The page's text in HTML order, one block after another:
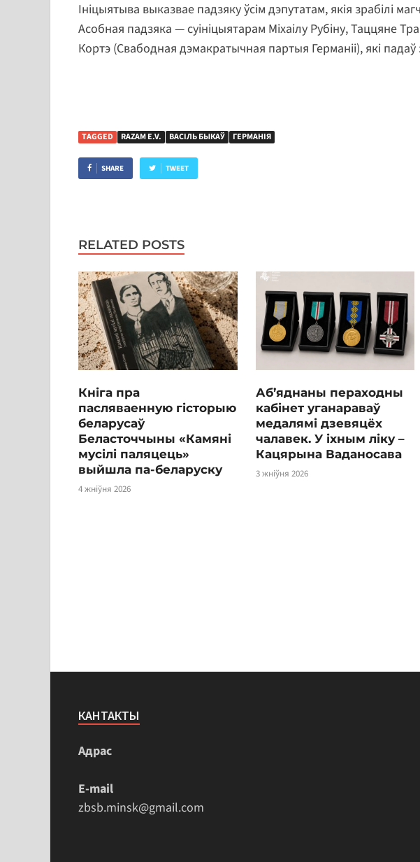
Ініцыятыва выказвае падзяку ўсім дэпутатам, якія зрабілі
Асобная падзяка — суініцыятарам Міхаілу Рубіну, Таццяне
Кортэ (Свабодная дэмакратычная партыя Германіі), які падаў
TAGGED RAZAM E.V. ВАСІЛЬ БЫКАЎ ГЕРМАНІЯ
SHARE TWEET
RELATED POSTS
Кніга пра
пасляваенную гісторыю
беларусаў
Беласточчыны «Камяні
мусілі паляцець»
выйшла па-беларуску
4 жніўня 2026
Аб’яднаны пераходны
кабінет уганараваў
медалямі дзевяцёх
чалавек. У іхным ліку –
Кацярына Ваданосава
3 жніўня 2026
КАНТАКТЫ
Адрас
E-mail
zbsb.minsk@gmail.com